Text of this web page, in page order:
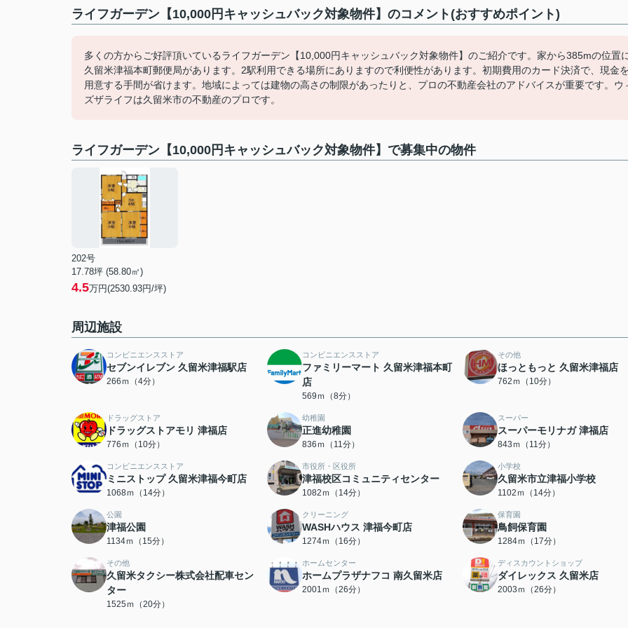
ライフガーデン【10,000円キャッシュバック対象物件】のコメント(おすすめポイント)
多くの方からご好評頂いているライフガーデン【10,000円キャッシュバック対象物件】のご紹介です。家から385mの位置
久留米津福本町郵便局があります。2駅利用できる場所にありますので利便性があります。初期費用のカード決済で、現金を
用意する手間が省けます。地域によっては建物の高さの制限があったりと、プロの不動産会社のアドバイスが重要です。ウ
ズザライフは久留米市の不動産のプロです。
ライフガーデン【10,000円キャッシュバック対象物件】で募集中の物件
202号
17.78坪 (58.80㎡)
4.5万円(2530.93円/坪)
周辺施設
コンビニエンスストア
セブンイレブン 久留米津福駅店
266ｍ（4分）
コンビニエンスストア
ファミリーマート 久留米津福本町
店
569ｍ（8分）
その他
ほっともっと 久留米津福店
762ｍ（10分）
ドラッグストア
ドラッグストアモリ 津福店
776ｍ（10分）
幼稚園
正進幼稚園
836ｍ（11分）
スーパー
スーパーモリナガ 津福店
843ｍ（11分）
コンビニエンスストア
ミニストップ 久留米津福今町店
1068ｍ（14分）
市役所・区役所
津福校区コミュニティセンター
1082ｍ（14分）
小学校
久留米市立津福小学校
1102ｍ（14分）
公園
津福公園
1134ｍ（15分）
クリーニング
WASHハウス 津福今町店
1274ｍ（16分）
保育園
鳥飼保育園
1284ｍ（17分）
その他
久留米タクシー株式会社配車セン
ター
1525ｍ（20分）
ホームセンター
ホームプラザナフコ 南久留米店
2001ｍ（26分）
ディスカウントショップ
ダイレックス 久留米店
2003ｍ（26分）